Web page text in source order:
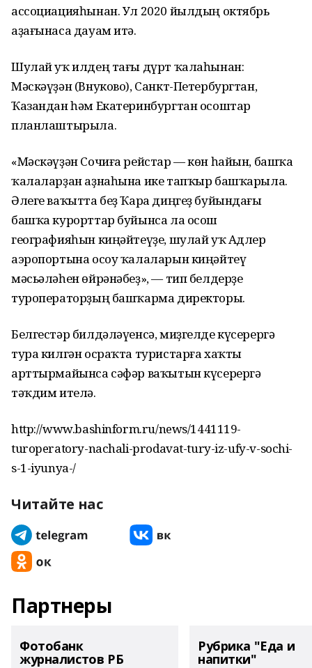
ассоциацияһынан. Ул 2020 йылдың октябрь
аҙағынаса дауам итә.
Шулай уҡ илдең тағы дүрт ҡалаһынан:
Мәскәүҙән (Внуково), Санкт-Петербургтан,
Ҡазандан һәм Екатеринбургтан осоштар
планлаштырыла.
«Мәскәүҙән Сочиға рейстар — көн һайын, башҡа
ҡалаларҙан аҙнаһына ике тапҡыр башҡарыла.
Әлеге ваҡытта беҙ Ҡара диңгеҙ буйындағы
башҡа курорттар буйынса ла осош
географияһын киңәйтеүҙе, шулай уҡ Адлер
аэропортына осоу ҡалаларын киңәйтеү
мәсьәләһен өйрәнәбеҙ», — тип белдерҙе
туроператорҙың башҡарма директоры.
Белгестәр билдәләүенсә, миҙгелде күсерергә
тура килгән осраҡта туристарға хаҡты
арттырмайынса сәфәр ваҡытын күсерергә
тәҡдим ителә.
http://www.bashinform.ru/news/1441119-
turoperatory-nachali-prodavat-tury-iz-ufy-v-sochi-
s-1-iyunya-/
Читайте нас
Партнеры
Фотобанк
журналистов РБ
Рубрика "Еда и
напитки"